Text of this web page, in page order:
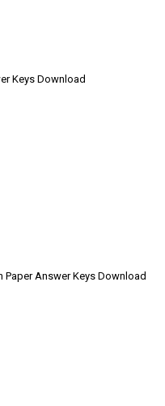
Keys Download
Paper Answer Keys Download